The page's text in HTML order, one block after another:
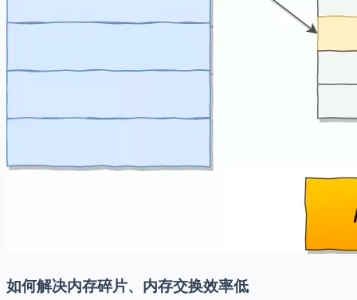
如何解决内存碎片、内存交换效率低